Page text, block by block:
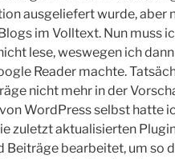
ausgeliefert wurde, aber
im Volltext. Nun muss
lese, weswegen ich
Reader machte.
nicht mehr in der
WordPress selbst hatte
zuletzt aktualisierten
bearbeitet, um so